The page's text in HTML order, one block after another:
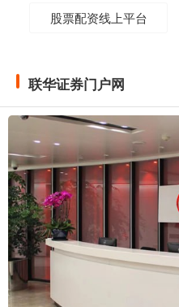
股票配资线上平台
联华证券门户网